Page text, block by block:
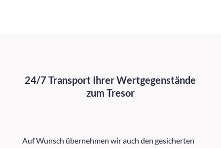
24/7 Transport Ihrer Wertgegenstände
zum Tresor
Auf Wunsch übernehmen wir auch den gesicherten